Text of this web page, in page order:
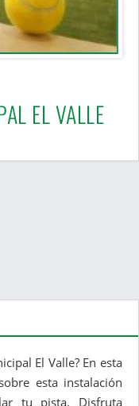
EL VALLE
El Valle? En esta
esta instalación
tu pista. Disfruta